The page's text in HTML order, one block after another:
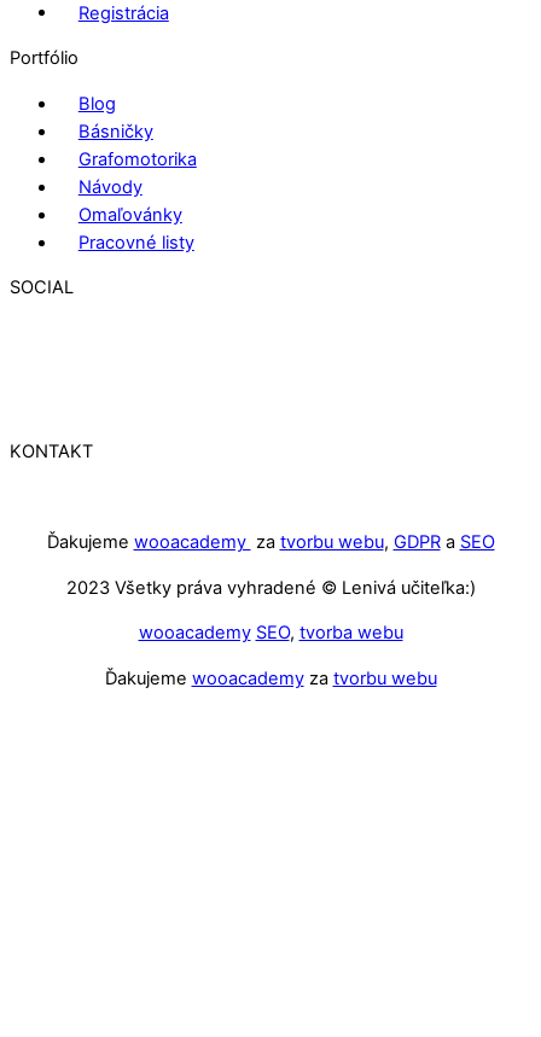
Registrácia
Portfólio
Blog
Básničky
Grafomotorika
Návody
Omaľovánky
Pracovné listy
SOCIAL
KONTAKT
Ďakujeme wooacademy za tvorbu webu, GDPRa SEO
2023 Všetky práva vyhradené © Lenivá učiteľka:)
wooacademy SEO, tvorba webu
Ďakujeme wooacademyza tvorbu webu